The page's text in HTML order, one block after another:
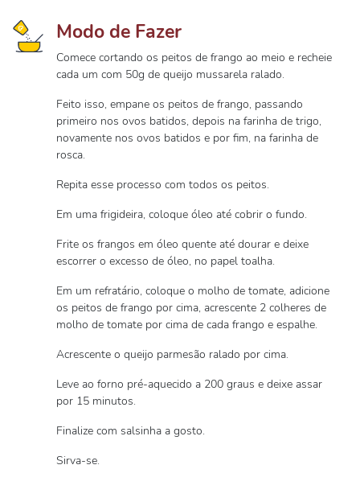
Modo de Fazer
Comece cortando os peitos de frango ao meio e recheie
cada um com 50g de queijo mussarela ralado.
Feito isso, empane os peitos de frango, passando
primeiro nos ovos batidos, depois na farinha de trigo,
novamente nos ovos batidos e por fim, na farinha de
rosca.
Repita esse processo com todos os peitos.
Em uma frigideira, coloque óleo até cobrir o fundo.
Frite os frangos em óleo quente até dourar e deixe
escorrer o excesso de óleo, no papel toalha.
Em um refratário, coloque o molho de tomate, adicione
os peitos de frango por cima, acrescente 2 colheres de
molho de tomate por cima de cada frango e espalhe.
Acrescente o queijo parmesão ralado por cima.
Leve ao forno pré-aquecido a 200 graus e deixe assar
por 15 minutos.
Finalize com salsinha a gosto.
Sirva-se.